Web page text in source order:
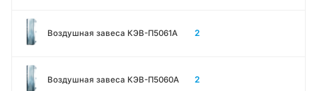
Воздушная завеса КЭВ-П5061A 2
Воздушная завеса КЭВ-П5060A 2